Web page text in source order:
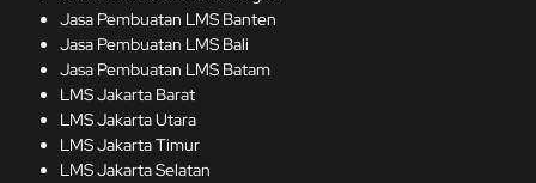
Jasa Pembuatan LMS Banten
Jasa Pembuatan LMS Bali
Jasa Pembuatan LMS Batam
LMS Jakarta Barat
LMS Jakarta Utara
LMS Jakarta Timur
LMS Jakarta Selatan